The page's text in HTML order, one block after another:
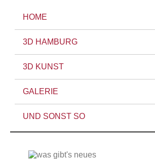
HOME
3D HAMBURG
3D KUNST
GALERIE
UND SONST SO